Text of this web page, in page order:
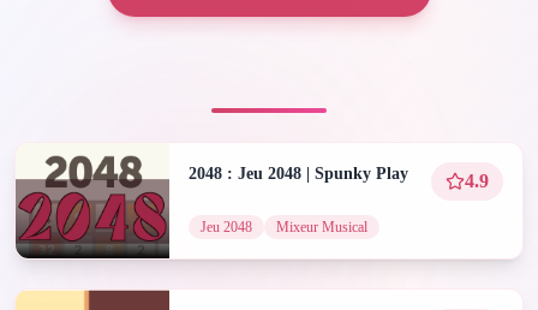
2048 : Jeu 2048 | Spunky Play 4.9
Jeu 2048 Mixeur Musical